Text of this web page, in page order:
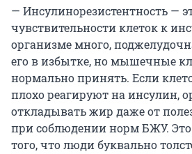
— Инсулинорезистентность —
чувствительности клеток к
организме много,
его в избытке, но мышечные
нормально принять. Если
плохо реагируют на инсулин,
откладывать жир даже от
при соблюдении норм БЖУ.
того, что люди буквально